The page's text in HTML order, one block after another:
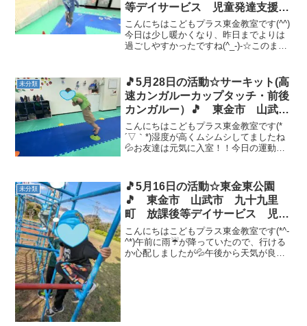
等デイサービス 児童発達支援
運動療育 教室見学
こんにちはこどもプラス東金教室です(^^)
今日は少し暖かくなり、昨日までよりは
過ごしやすかったですね(^_-)-☆このまま
ないように走ったり、ジグザグカンガル
ーをして次...
未分類
🎵5月28日の活動☆サーキット(高
速カンガルーカップタッチ・前後
カンガルー）🎵 東金市 山武
市 九十九里町 放課後等デイサ
ービス 児童発達支援 運動療
育 教室見学
こんにちはこどもプラス東金教室です(*
´▽｀*)湿度が高くムシムシしてましたね
💦お友達は元気に入室！！今日の運動あ
高速カンガルーカップタッチは、カップ
を触る時にしゃがむ...
未分類
🎵5月16日の活動☆東金東公園
🎵 東金市 山武市 九十九里
町 放課後等デイサービス 児童
発達支援 運動療育 教室見学
こんにちはこどもプラス東金教室です(*^-
^*)午前に雨☔が降っていたので、行ける
か心配しましたが💦午後から天気が良く